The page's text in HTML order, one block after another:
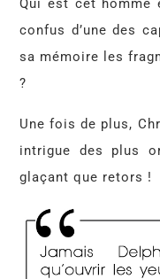
Qui est cet homme
confus d’une des
sa mémoire les
?
Une fois de plus,
intrigue des plus
glaçant que retors !